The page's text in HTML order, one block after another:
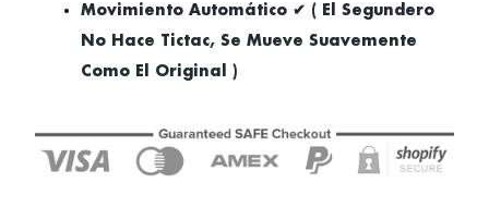
Movimiento Automático ✔ ( El Segundero
No Hace Tictac, Se Mueve Suavemente
Como El Original )